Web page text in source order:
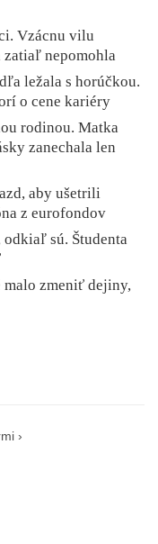
Vzácnu vilu
nepomohla
ležala s horúčkou.
o cene kariéry
rodinou. Matka
zanechala len
aby ušetrili
z eurofondov
sú. Študenta
malo zmeniť dejiny,
›